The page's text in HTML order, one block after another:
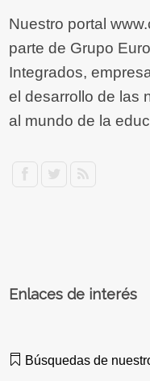
Nuestro portal
parte de Grupo
Integrados,
el desarrollo de las
al mundo de la
Enlaces de interés
Búsquedas de